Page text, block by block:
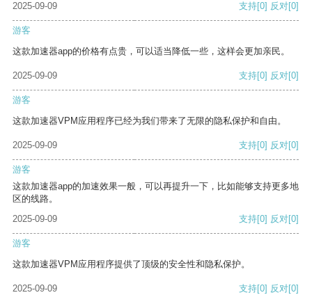
2025-09-09
支持[0] 反对[0]
游客
这款加速器app的价格有点贵，可以适当降低一些，这样会更加亲民。
2025-09-09 支持[0] 反对[0]
游客
这款加速器VPM应用程序已经为我们带来了无限的隐私保护和自由。
2025-09-09 支持[0] 反对[0]
游客
这款加速器app的加速效果一般，可以再提升一下，比如能够支持更多地
区的线路。
2025-09-09
支持[0] 反对[0]
游客
这款加速器VPM应用程序提供了顶级的安全性和隐私保护。
2025-09-09 支持[0] 反对[0]